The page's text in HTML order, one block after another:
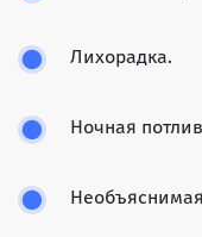
Лихорадка.
Ночная